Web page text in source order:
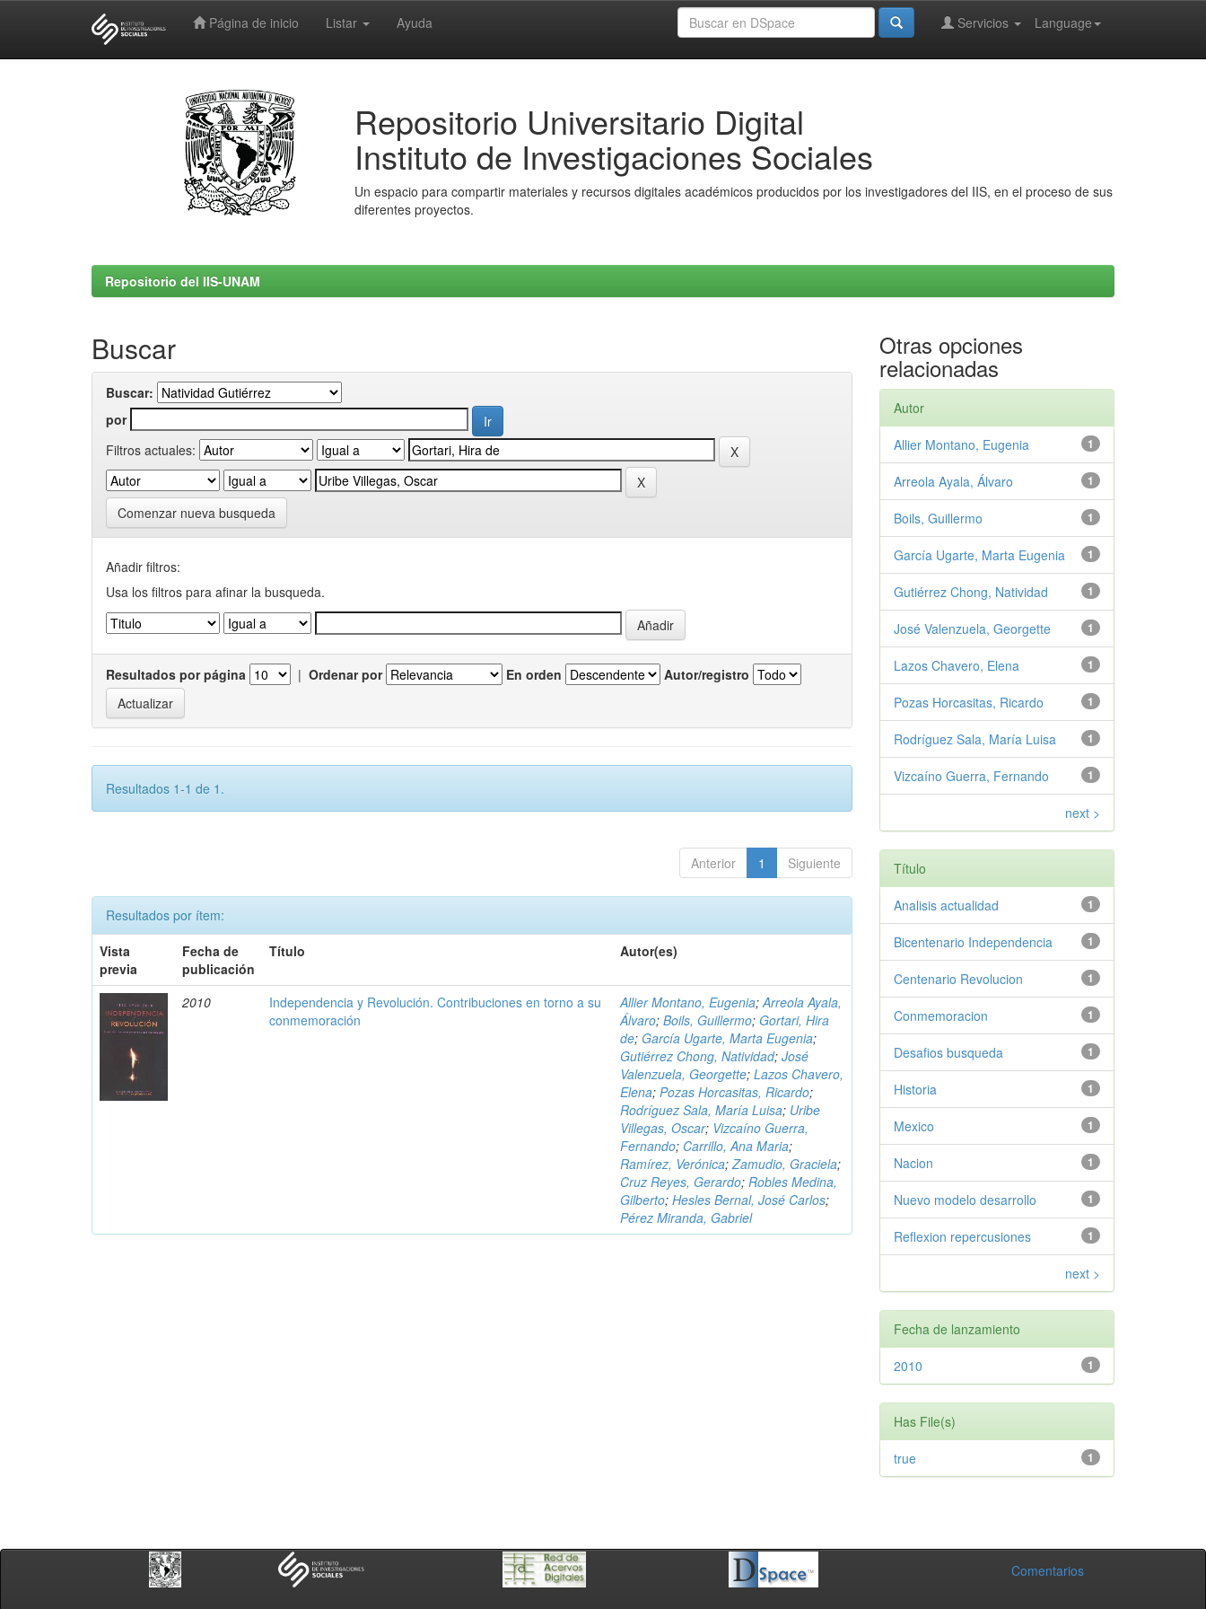
Página de inicio Listar Ayuda Language
Servicios
Repositorio Universitario Digital
Instituto de Investigaciones Sociales
Un espacio para compartir materiales y recursos digitales académicos producidos por los investigadores del IIS, en el proceso de sus
diferentes proyectos.
Repositorio del IIS-UNAM
Buscar
Buscar:
por
Filtros actuales:
Comenzar nueva busqueda
Añadir filtros:
Usa los filtros para afinar la busqueda.
Resultados por página | Ordenar por En orden Autor/registro
Resultados 1-1 de 1.
Anterior 1 Siguiente
Resultados por ítem:
Vista
previa
Fecha de
publicación
Título Autor(es)
2010
Independencia y Revolución. Contribuciones en torno a su
conmemoración
Allier Montano, Eugenia;Arreola Ayala,
Álvaro;Boils, Guillermo; Gortari, Hira
de; García Ugarte, Marta Eugenia;
Gutiérrez Chong, Natividad;José
Valenzuela, Georgette;Lazos Chavero,
Elena;Pozas Horcasitas, Ricardo;
Rodríguez Sala, María Luisa; Uribe
Villegas, Oscar; Vizcaíno Guerra,
Fernando; Carrillo, Ana Maria;
Ramírez, Verónica;Zamudio, Graciela;
Cruz Reyes, Gerardo;Robles Medina,
Gilberto;Hesles Bernal, José Carlos;
Pérez Miranda, Gabriel
Otras opciones
relacionadas
Autor
1
Allier Montano, Eugenia
1
Arreola Ayala, Álvaro
1
Boils, Guillermo
1
García Ugarte, Marta Eugenia
1
Gutiérrez Chong, Natividad
1
José Valenzuela, Georgette
1
Lazos Chavero, Elena
1
Pozas Horcasitas, Ricardo
1
Rodríguez Sala, María Luisa
1
Vizcaíno Guerra, Fernando
next >
Título
1
Analisis actualidad
1
Bicentenario Independencia
1
Centenario Revolucion
1
Conmemoracion
1
Desafios busqueda
1
Historia
1
Mexico
1
Nacion
1
Nuevo modelo desarrollo
1
Reflexion repercusiones
next >
Fecha de lanzamiento
1
2010
Has File(s)
1
true
Comentarios